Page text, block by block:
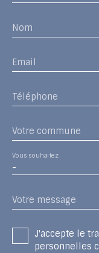
Nom
Email
Téléphone
Votre commune
-
Vous souhaitez
Votre message
J'accepte le
personnelles